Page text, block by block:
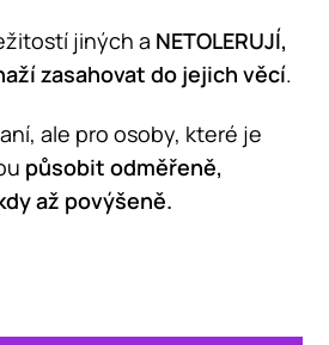
jiných a NETOLERUJÍ,
zasahovat do jejich věcí.
ale pro osoby, které je
působit odměřeně,
až povýšeně.